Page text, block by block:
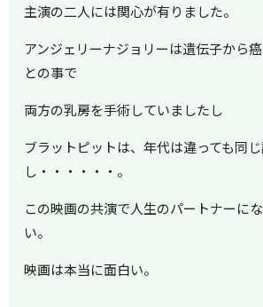
主演の二人には関心が有りました。
アンジェリーナジョリーは遺伝子から
との事で
両方の乳房を手術していましたし
ブラットピットは、年代は違っても同
し・・・・・・。
この映画の共演で人生のパートナーに
い。
映画は本当に面白い。